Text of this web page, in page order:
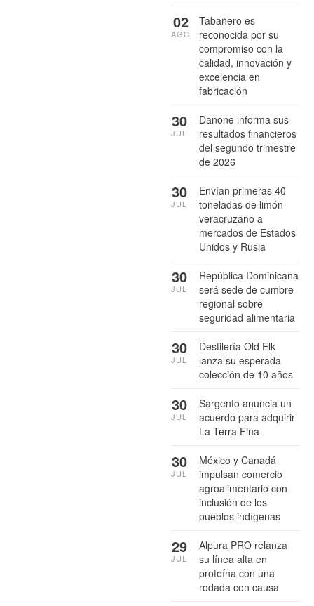
Tabañero es
reconocida por su
compromiso con la
calidad, innovación y
excelencia en
fabricación
02
AGO
Danone informa sus
resultados financieros
del segundo trimestre
de 2026
30
JUL
Envían primeras 40
toneladas de limón
veracruzano a
mercados de Estados
Unidos y Rusia
30
JUL
República Dominicana
será sede de cumbre
regional sobre
seguridad alimentaria
30
JUL
Destilería Old Elk
lanza su esperada
colección de 10 años
30
JUL
Sargento anuncia un
acuerdo para adquirir
La Terra Fina
30
JUL
México y Canadá
impulsan comercio
agroalimentario con
inclusión de los
pueblos indígenas
30
JUL
Alpura PRO relanza
su línea alta en
proteína con una
rodada con causa
29
JUL